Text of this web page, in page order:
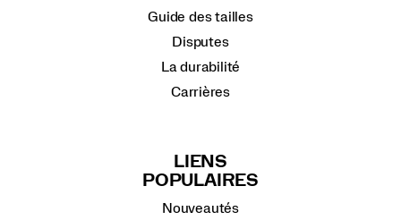
Guide des tailles
Disputes
La durabilité
Carrières
LIENS
POPULAIRES
Nouveautés